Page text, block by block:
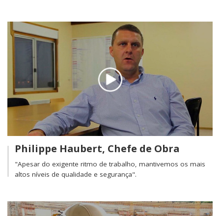
Philippe Haubert, Chefe de Obra
"Apesar do exigente ritmo de trabalho, mantivemos os mais
altos níveis de qualidade e segurança".